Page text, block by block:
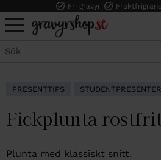
Meny
Fri gravyr
PRESENTTIPS STUDENTPRESENTER
Fickplunta
Plunta med klassiskt snitt.